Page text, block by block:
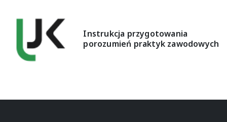
Instrukcja przygotowania
porozumień praktyk zawodowych